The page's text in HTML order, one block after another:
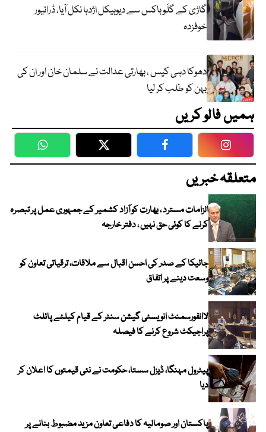
گاڑی کے گلَو باکس سے دیوہیکل اژدہا نکل آیا، ڈرائیور
خوفزدہ
دھوکا دہی کیس ، بھارتی عدالت نے سلمان خان اور ان کی
بہن کو طلب کر لیا
ہمیں فالو کریں
WhatsApp Twitter Facebook
متعلقہ خبریں
الزامات مسترد ، بھارت کو آزاد کشمیر کے جمہوری عمل پر تبصرہ
کرنے کا کوئی حق نہیں ، دفتر خارجہ
جائیکا کے صدر کی احسن اقبال سے ملاقات، ترقیاتی تعاون کو
وسعت دینے پر اتفاق
لاانفورسمنٹ انویسٹی گیشن سنٹر کے قیام کیلئے پائلٹ
پراجیکٹ شروع کرنے کا فیصلہ
پیٹرول مہنگا، ڈیزل سستا، حکومت نے نئی قیمتوں کا اعلان کر
دیا
پاکستان اور صومالیہ کا دفاعی تعاون مزید مضبوط بنانے پر